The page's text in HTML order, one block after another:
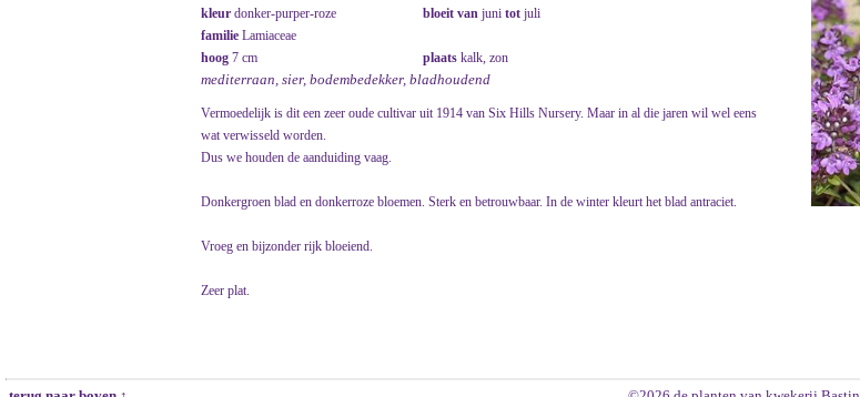
kleur donker-purper-roze bloeit van juni tot juli
familie Lamiaceae
hoog 7 cm plaats kalk, zon
mediterraan, sier, bodembedekker, bladhoudend
Vermoedelijk is dit een zeer oude cultivar uit 1914 van Six Hills Nursery. Maar in al die jaren wil wel eens
wat verwisseld worden.
Dus we houden de aanduiding vaag.
Donkergroen blad en donkerroze bloemen. Sterk en betrouwbaar. In de winter kleurt het blad antraciet.
Vroeg en bijzonder rijk bloeiend.
Zeer plat.